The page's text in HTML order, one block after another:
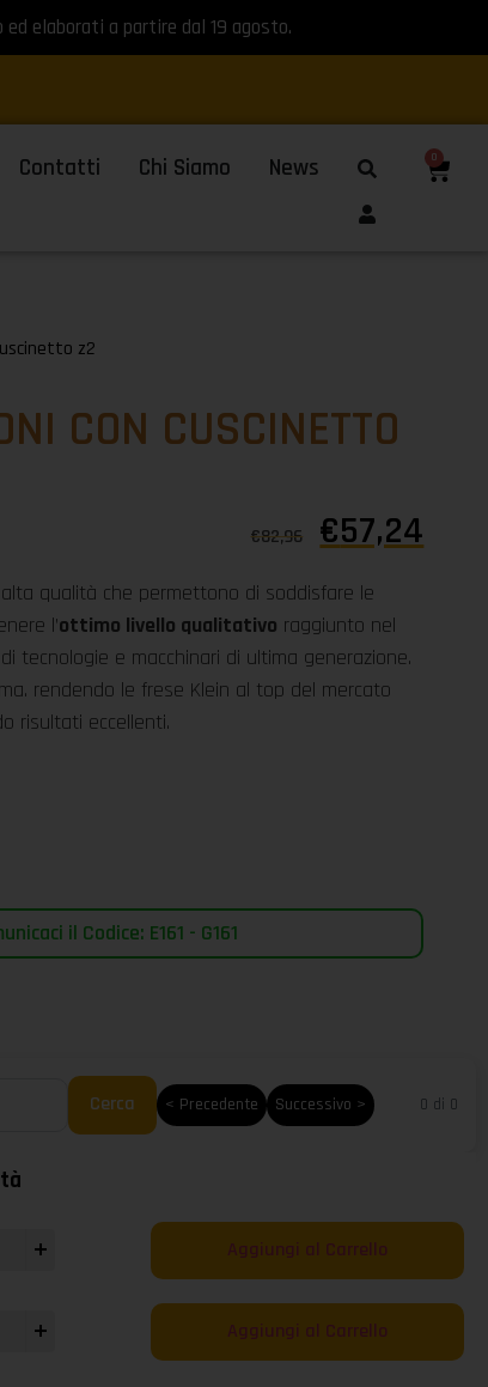
elaborati a partire dal 19 agosto.
Contatti Chi Siamo News 0
z2
CON CUSCINETTO
€82,96 €57,24
qualità che permettono di soddisfare le
l’ottimo livello qualitativo raggiunto nel
e macchinari di ultima generazione.
rendendo le frese Klein al top del mercato
risultati eccellenti.
il Codice: E161 - G161
Cerca < Precedente Successivo > 0 di 0
Aggiungi al Carrello
Aggiungi al Carrello